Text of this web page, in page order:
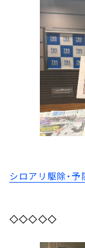
ラジオ
シロアリ駆除・
◇◇◇◇◇